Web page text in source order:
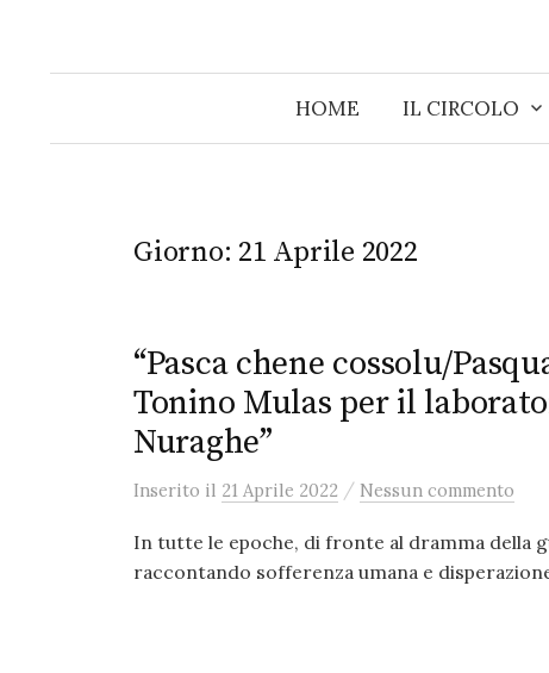
HOME IL CIRCOLO
Giorno: 21 Aprile 2022
“Pasca chene cossolu/
Tonino Mulas per il
Nuraghe”
Inserito il 21 Aprile 2022 / Nessun commento
In tutte le epoche, di fronte al dramma della
raccontando sofferenza umana e